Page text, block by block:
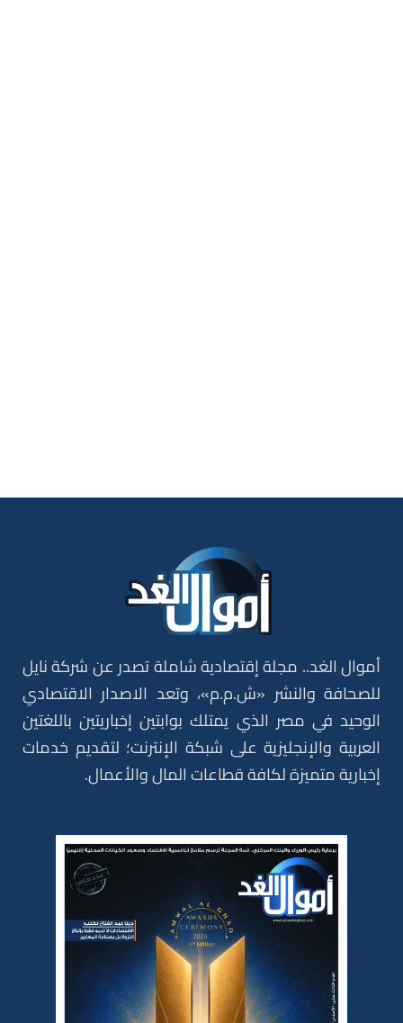
أموال الغد.. مجلة إقتصادية شاملة تصدر عن شركة نايل
للصحافة والنشر «ش.م.م»، وتعد الاصدار الاقتصادي
الوحيد في مصر الذي يمتلك بوابتين إخباريتين باللغتين
العربية والإنجليزية على شبكة الإنترنت؛ لتقديم خدمات
إخبارية متميزة لكافة قطاعات المال والأعمال.